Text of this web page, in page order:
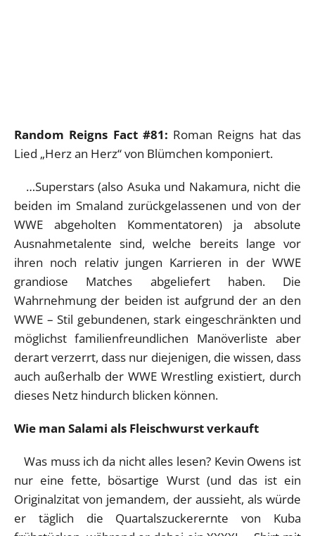
Random Reigns Fact #81: Roman Reigns hat das
Lied „Herz an Herz“ von Blümchen komponiert.
…Superstars (also Asuka und Nakamura, nicht die
beiden im Smaland zurückgelassenen und von der
WWE abgeholten Kommentatoren) ja absolute
Ausnahmetalente sind, welche bereits lange vor
ihren noch relativ jungen Karrieren in der WWE
grandiose Matches abgeliefert haben. Die
Wahrnehmung der beiden ist aufgrund der an den
WWE – Stil gebundenen, stark eingeschränkten und
möglichst familienfreundlichen Manöverliste aber
derart verzerrt, dass nur diejenigen, die wissen, dass
auch außerhalb der WWE Wrestling existiert, durch
dieses Netz hindurch blicken können.
Wie man Salami als Fleischwurst verkauft
Was muss ich da nicht alles lesen? Kevin Owens ist
nur eine fette, bösartige Wurst (und das ist ein
Originalzitat von jemandem, der aussieht, als würde
er täglich die Quartalszuckerernte von Kuba